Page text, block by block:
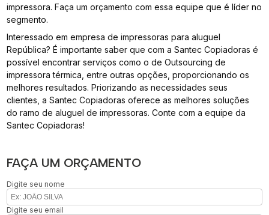
impressora. Faça um orçamento com essa equipe que é líder no
segmento.
Interessado em empresa de impressoras para aluguel
República? É importante saber que com a Santec Copiadoras é
possível encontrar serviços como o de Outsourcing de
impressora térmica, entre outras opções, proporcionando os
melhores resultados. Priorizando as necessidades seus
clientes, a Santec Copiadoras oferece as melhores soluções
do ramo de aluguel de impressoras. Conte com a equipe da
Santec Copiadoras!
FAÇA UM ORÇAMENTO
Digite seu nome
Digite seu email